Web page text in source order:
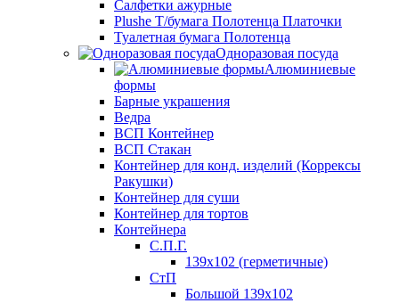
Салфетки ажурные
Plushe Т/бумага Полотенца Платочки
Туалетная бумага Полотенца
Одноразовая посуда
Алюминиевые
формы
Барные украшения
Ведра
ВСП Контейнер
ВСП Стакан
Контейнер для конд. изделий (Коррексы
Ракушки)
Контейнер для суши
Контейнер для тортов
Контейнера
С.П.Г.
139х102 (герметичные)
СтП
Большой 139х102